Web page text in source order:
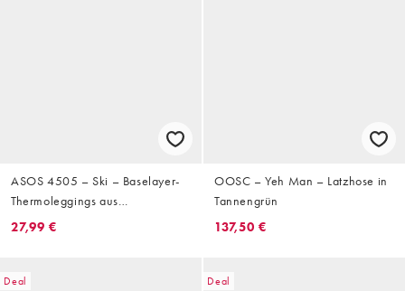
ASOS 4505 – Ski – Baselayer-
Thermoleggings aus
schweißableitendem Material in
27,99 €
OOSC – Yeh Man – Latzhose in
Tannengrün
137,50 €
Deal Deal